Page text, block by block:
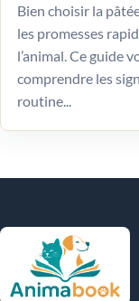
Bien choisir la
les promesses
l’animal. Ce guide
comprendre les
routine...